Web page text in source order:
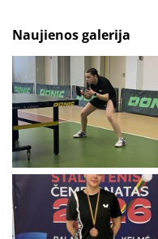
Naujienos galerija